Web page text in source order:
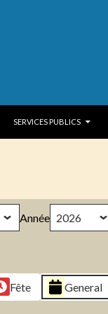
SERVICES PUBLICS
Année
Fête General